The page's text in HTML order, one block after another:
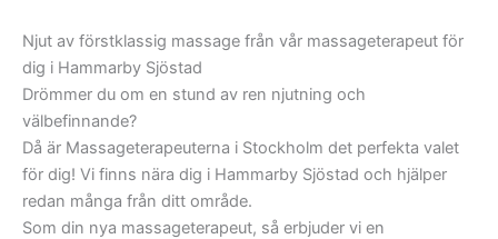
Njut av förstklassig massage från vår massageterapeut för
dig i Hammarby Sjöstad
Drömmer du om en stund av ren njutning och
välbefinnande?
Då är Massageterapeuterna i Stockholm det perfekta valet
för dig! Vi finns nära dig i Hammarby Sjöstad och hjälper
redan många från ditt område.
Som din nya massageterapeut, så erbjuder vi en